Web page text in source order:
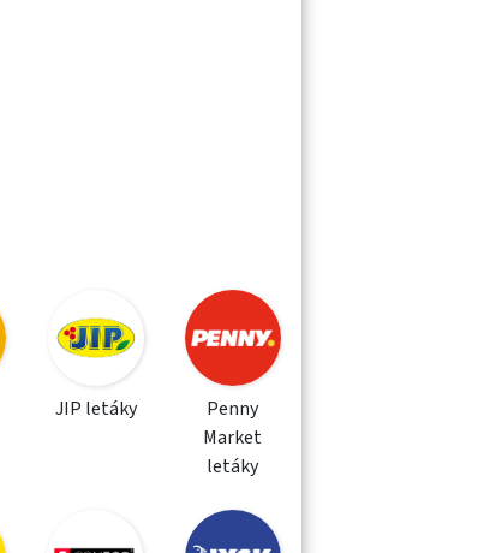
JIP letáky
Penny
Market
letáky